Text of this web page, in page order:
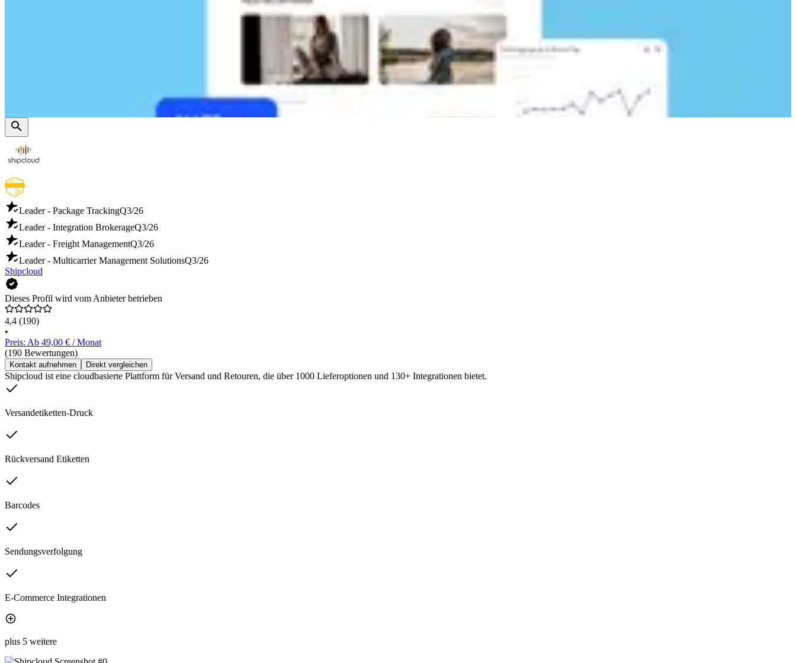
Leader - Package TrackingQ3/26
Leader - Integration BrokerageQ3/26
Leader - Freight ManagementQ3/26
Leader - Multicarrier Management SolutionsQ3/26
Shipcloud
Dieses Profil wird vom Anbieter betrieben
4,4 (190)
•
Preis: Ab 49,00 € / Monat
(190 Bewertungen)
Kontakt aufnehmen Direkt vergleichen
Shipcloud ist eine cloudbasierte Plattform für Versand und Retouren, die über 1000 Lieferoptionen und 130+ Integrationen bietet.
Versandetiketten-Druck
Rückversand Etiketten
Barcodes
Sendungsverfolgung
E-Commerce Integrationen
plus 5 weitere